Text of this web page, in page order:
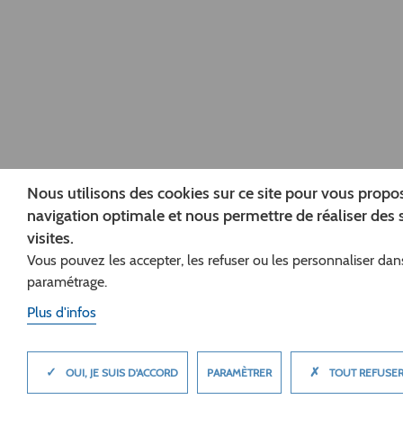
Nous utilisons des cookies sur ce site pour vous
navigation optimale et nous permettre de réaliser des
visites.
Vous pouvez les accepter, les refuser ou les personnaliser
paramétrage.
Plus d'infos
✓ OUI, JE SUIS D'ACCORD PARAMÈTRER ✗ TOUT REFUSER
MASQUER